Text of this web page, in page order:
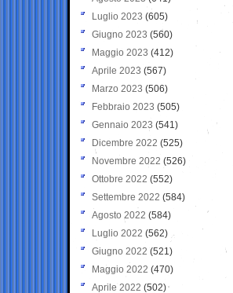
Luglio 2023 (605)
Giugno 2023 (560)
Maggio 2023 (412)
Aprile 2023 (567)
Marzo 2023 (506)
Febbraio 2023 (505)
Gennaio 2023 (541)
Dicembre 2022 (525)
Novembre 2022 (526)
Ottobre 2022 (552)
Settembre 2022 (584)
Agosto 2022 (584)
Luglio 2022 (562)
Giugno 2022 (521)
Maggio 2022 (470)
Aprile 2022 (502)